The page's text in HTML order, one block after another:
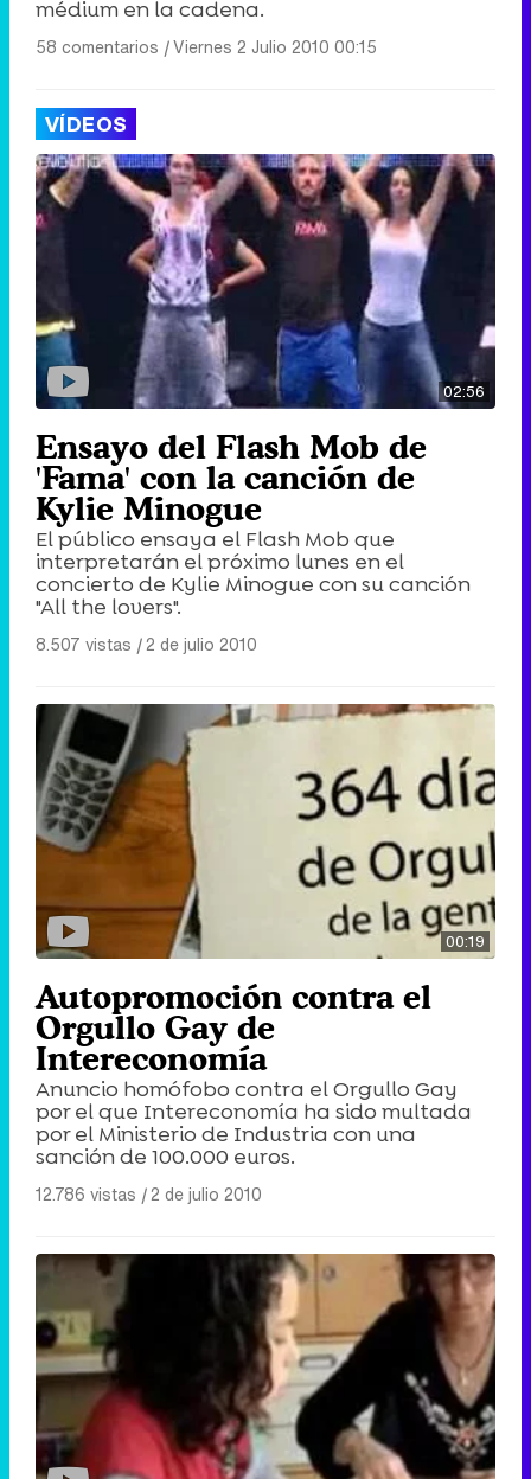
médium en la cadena.
58 comentarios |Viernes 2 Julio 2010 00:15
VÍDEOS
02:56
Ensayo del Flash Mob de
'Fama' con la canción de
Kylie Minogue
El público ensaya el Flash Mob que
interpretarán el próximo lunes en el
concierto de Kylie Minogue con su canción
"All the lovers".
8.507 vistas |2 de julio 2010
00:19
Autopromoción contra el
Orgullo Gay de
Intereconomía
Anuncio homófobo contra el Orgullo Gay
por el que Intereconomía ha sido multada
por el Ministerio de Industria con una
sanción de 100.000 euros.
12.786 vistas |2 de julio 2010